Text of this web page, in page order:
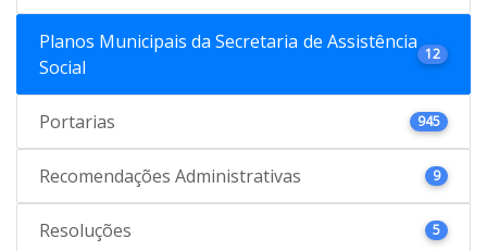
Planos Municipais da Secretaria de Assistência
Social
12
Portarias 945
Recomendações Administrativas 9
Resoluções 5